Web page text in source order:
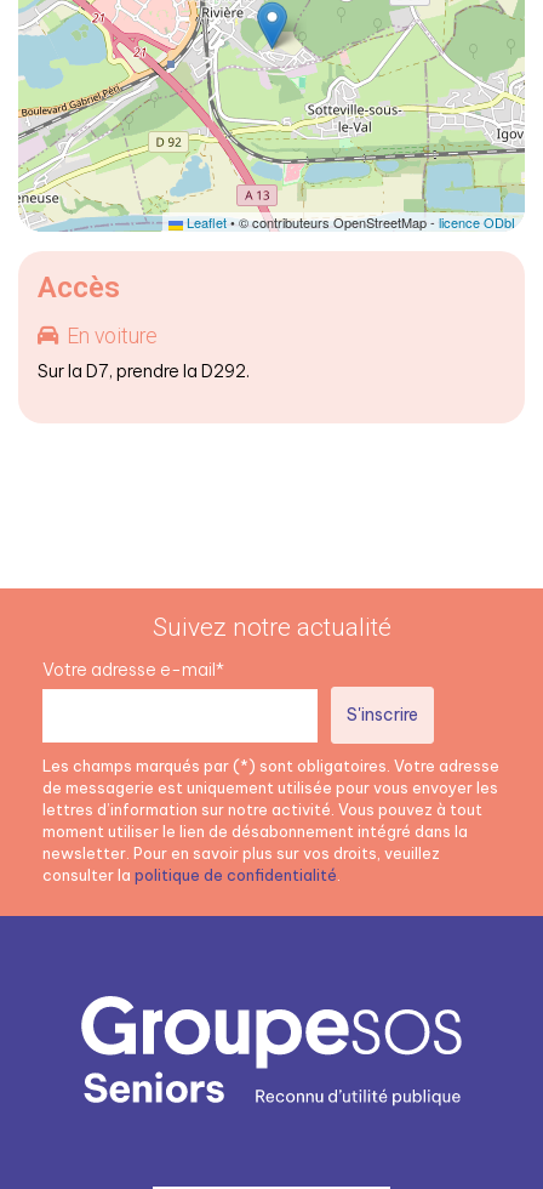
Leaflet• © contributeurs OpenStreetMap - licence ODbL
Accès
En voiture
Sur la D7, prendre la D292.
Suivez notre actualité
Votre adresse e-mail*
Les champs marqués par (*) sont obligatoires. Votre adresse
de messagerie est uniquement utilisée pour vous envoyer les
lettres d’information sur notre activité. Vous pouvez à tout
moment utiliser le lien de désabonnement intégré dans la
newsletter. Pour en savoir plus sur vos droits, veuillez
consulter la politique de confidentialité.